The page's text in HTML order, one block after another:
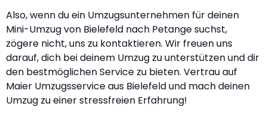
Also, wenn du ein Umzugsunternehmen für deinen
Mini-Umzug von Bielefeld nach Petange suchst,
zögere nicht, uns zu kontaktieren. Wir freuen uns
darauf, dich bei deinem Umzug zu unterstützen und dir
den bestmöglichen Service zu bieten. Vertrau auf
Maier Umzugsservice aus Bielefeld und mach deinen
Umzug zu einer stressfreien Erfahrung!